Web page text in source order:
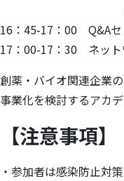
村上 果
16：45-17：00 Q&Aセ
17：00-17：30 ネット
創薬・バイオ関連企業
事業化を検討するアカ
【注意事項】
・参加者は感染防止対